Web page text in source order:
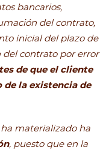
bancarios,
del contrato,
inicial del plazo de
del contrato por error
de que el cliente
la existencia de
materializado ha
, puesto que en la